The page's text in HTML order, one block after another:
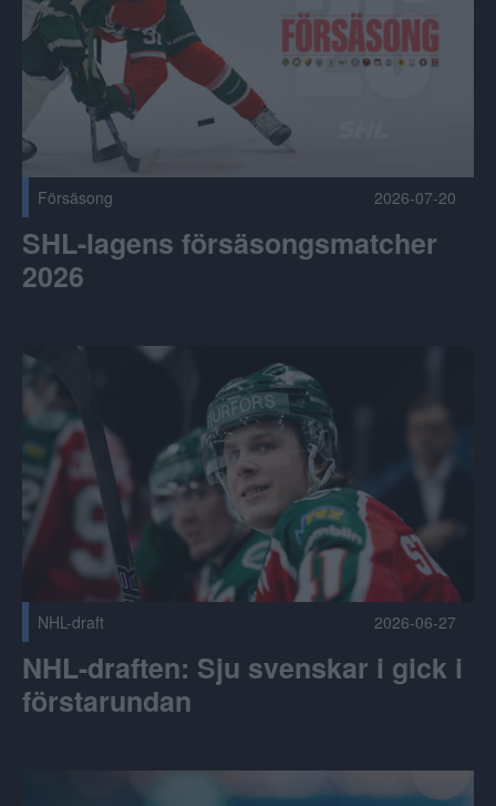
Försäsong 2026-07-20
SHL-lagens försäsongsmatcher
2026
NHL-draften: Sju svenskar i gick i förstarundan Publicerad
NHL-draft 2026-06-27
NHL-draften: Sju svenskar i gick i
förstarundan